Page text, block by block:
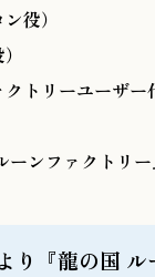
役）
クトリーユーザー
ーンファクトリ
り『龍の国 ル